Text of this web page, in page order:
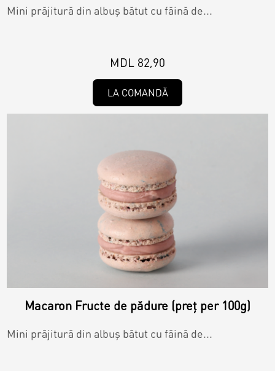
Mini prăjitură din albuș bătut cu făină de...
MDL 82,90
LA COMANDĂ
Macaron Fructe de pădure (preț per 100g)
Mini prăjitură din albuș bătut cu făină de...